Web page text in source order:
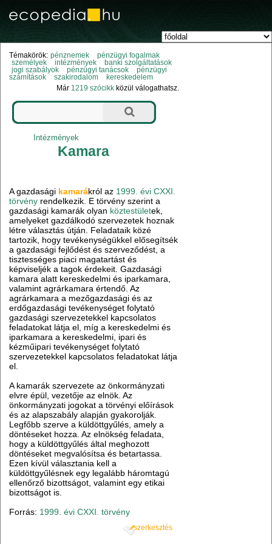
Témakörök: pénznemek
pénzügyi fogalmak
személyek
intézmények
banki szolgáltatások
jogi szabályok
pénzügyi tanácsok
pénzügyi
számítások
szakirodalom
kereskedelem
Már 1219 szócikk közül válogathatsz.
Intézmények
Kamara
A gazdasági kamarákról az 1999. évi CXXI.
törvény rendelkezik. E törvény szerint a
gazdasági kamarák olyan köztestületek,
amelyeket gazdálkodó szervezetek hoznak
létre választás útján. Feladataik közé
tartozik, hogy tevékenységükkel elősegítsék
a gazdasági fejlődést és szerveződést, a
tisztességes piaci magatartást és
képviseljék a tagok érdekeit. Gazdasági
kamara alatt kereskedelmi és iparkamara,
valamint agrárkamara értendő. Az
agrárkamara a mezőgazdasági és az
erdőgazdasági tevékenységet folytató
gazdasági szervezetekkel kapcsolatos
feladatokat látja el, míg a kereskedelmi és
iparkamara a kereskedelmi, ipari és
kézműipari tevékenységet folytató
szervezetekkel kapcsolatos feladatokat látja
el.
A kamarák szervezete az önkormányzati
elvre épül, vezetője az elnök. Az
önkormányzati jogokat a törvényi előírások
és az alapszabály alapján gyakorolják.
Legfőbb szerve a küldöttgyűlés, amely a
döntéseket hozza. Az elnökség feladata,
hogy a küldöttgyűlés által meghozott
döntéseket megvalósítsa és betartassa.
Ezen kívül választania kell a
küldöttgyűlésnek egy legalább háromtagú
ellenőrző bizottságot, valamint egy etikai
bizottságot is.
Forrás: 1999. évi CXXI. törvény
szerkesztés